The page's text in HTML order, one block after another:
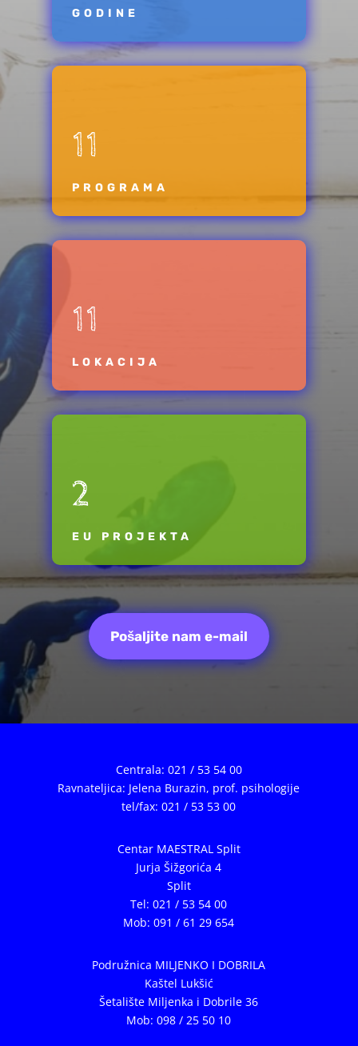
GODINE
11
PROGRAMA
11
LOKACIJA
2
EU PROJEKTA
Pošaljite nam e-mail
Centrala: 021 / 53 54 00
Ravnateljica: Jelena Burazin, prof. psihologije
tel/fax: 021 / 53 53 00
Centar MAESTRAL Split
Jurja Šižgorića 4
Split
Tel: 021 / 53 54 00
Mob: 091 / 61 29 654
Podružnica MILJENKO I DOBRILA
Kaštel Lukšić
Šetalište Miljenka i Dobrile 36
Mob: 098 / 25 50 10